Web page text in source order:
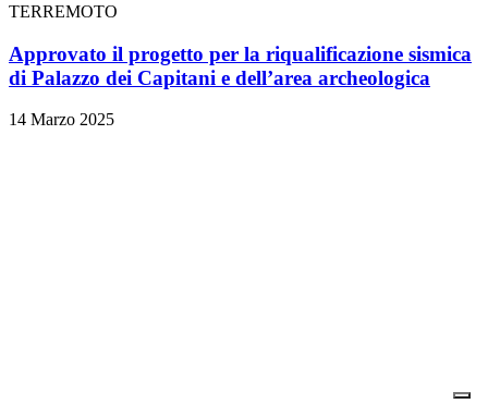
TERREMOTO
Approvato il progetto per la riqualificazione sismica
di Palazzo dei Capitani e dell’area archeologica
14 Marzo 2025